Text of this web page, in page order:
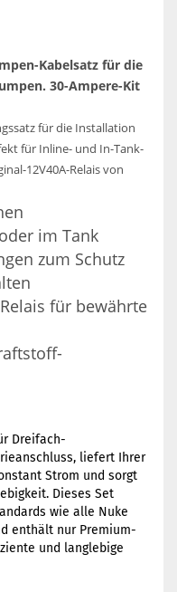
Kabelsatz für die
30-Ampere-Kit
für die Installation
für Inline- und In-Tank-
12V40A-Relais von
im Tank
zum Schutz
für bewährte
Dreifach-
liefert Ihrer
Strom und sorgt
Dieses Set
wie alle Nuke
enthält nur Premium-
und langlebige